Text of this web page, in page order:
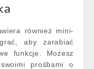
również mini-
aby zarabiać
funkcje. Możesz
prośbami o